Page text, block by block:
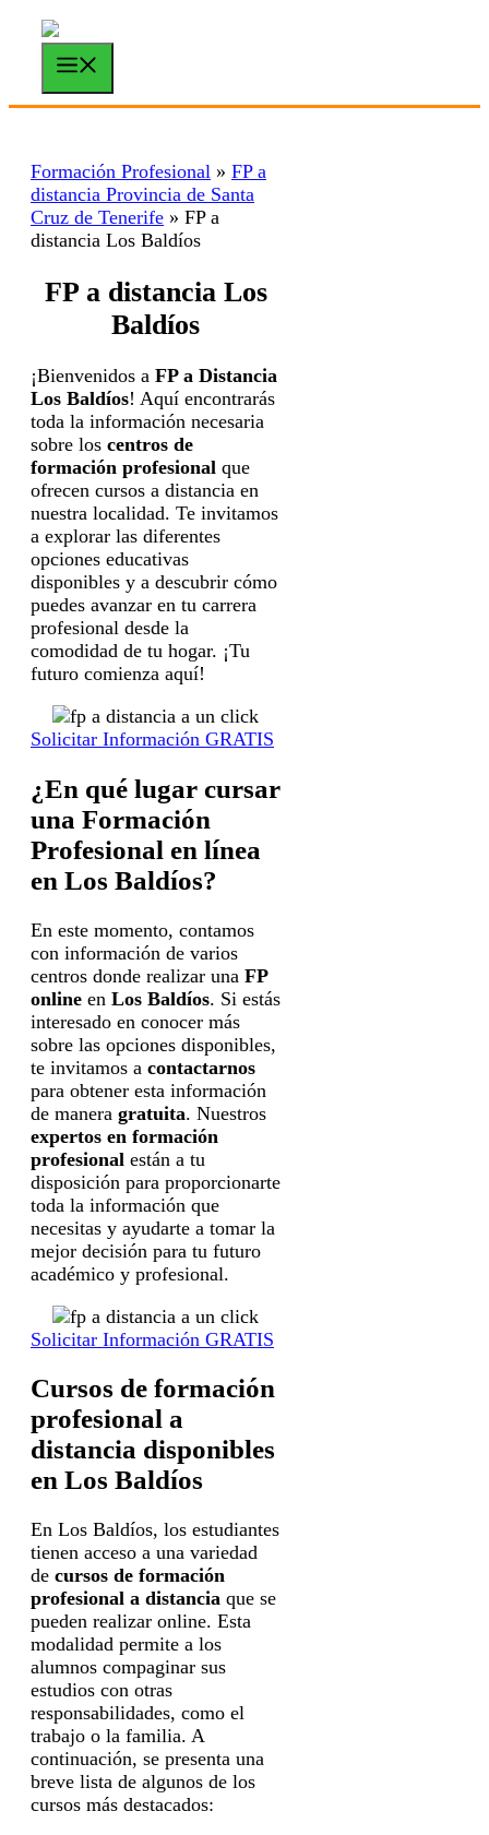
Saltar
contenido
Formación Profesional » FP a
distancia Provincia de Santa
Cruz de Tenerife » FP a
distancia Los Baldíos
FP a distancia Los
Baldíos
¡Bienvenidos a FP a Distancia
Los Baldíos! Aquí encontrarás
toda la información necesaria
sobre los centros de
formación profesional que
ofrecen cursos a distancia en
nuestra localidad. Te invitamos
a explorar las diferentes
opciones educativas
disponibles y a descubrir cómo
puedes avanzar en tu carrera
profesional desde la
comodidad de tu hogar. ¡Tu
futuro comienza aquí!
Solicitar Información GRATIS
¿En qué lugar cursar
una Formación
Profesional en línea
en Los Baldíos?
En este momento, contamos
con información de varios
centros donde realizar una FP
online en Los Baldíos. Si estás
interesado en conocer más
sobre las opciones disponibles,
te invitamos a contactarnos
para obtener esta información
de manera gratuita. Nuestros
expertos en formación
profesional están a tu
disposición para proporcionarte
toda la información que
necesitas y ayudarte a tomar la
mejor decisión para tu futuro
académico y profesional.
Solicitar Información GRATIS
Cursos de formación
profesional a
distancia disponibles
en Los Baldíos
En Los Baldíos, los estudiantes
tienen acceso a una variedad
de cursos de formación
profesional a distancia que se
pueden realizar online. Esta
modalidad permite a los
alumnos compaginar sus
estudios con otras
responsabilidades, como el
trabajo o la familia. A
continuación, se presenta una
breve lista de algunos de los
cursos más destacados: